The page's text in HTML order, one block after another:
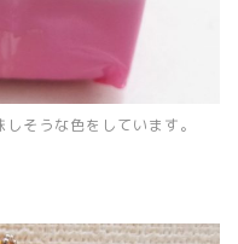
そうな色をしています。